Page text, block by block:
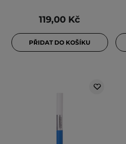
119,00 Kč
PŘIDAT DO KOŠÍKU